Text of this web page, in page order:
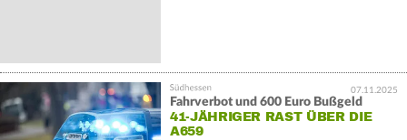
07.11.2025
Fahrverbot und 600 Euro Bußgeld
41-JÄHRIGER RAST ÜBER DIE
A659